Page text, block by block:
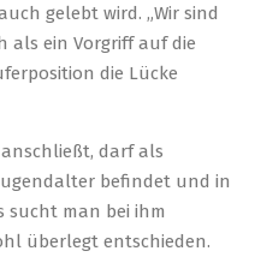
gelebt wird. „Wir sind
als ein Vorgriff auf die
die Lücke
darf als
befindet und in
sucht man bei ihm
überlegt entschieden.